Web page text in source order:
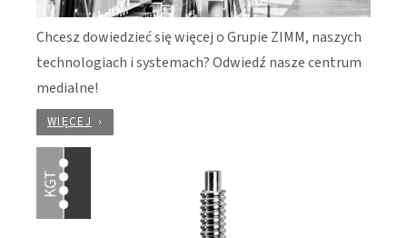
Chcesz dowiedzieć się więcej o Grupie ZIMM, naszych
technologiach i systemach? Odwiedź nasze centrum
medialne!
WIĘCEJ